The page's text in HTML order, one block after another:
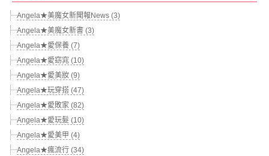
Angela★美魔女新聞報News (3)
Angela★美魔女新書 (3)
Angela★愛保養 (7)
Angela★愛窈窕 (10)
Angela★愛美妝 (9)
Angela★玩穿搭 (47)
Angela★愛敗家 (82)
Angela★愛玩髮 (10)
Angela★愛美甲 (4)
Angela★瘋流行 (34)